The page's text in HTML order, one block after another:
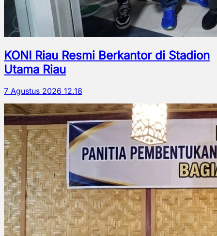
KONI Riau Resmi Berkantor di Stadion
Utama Riau
7 Agustus 2026 12.18